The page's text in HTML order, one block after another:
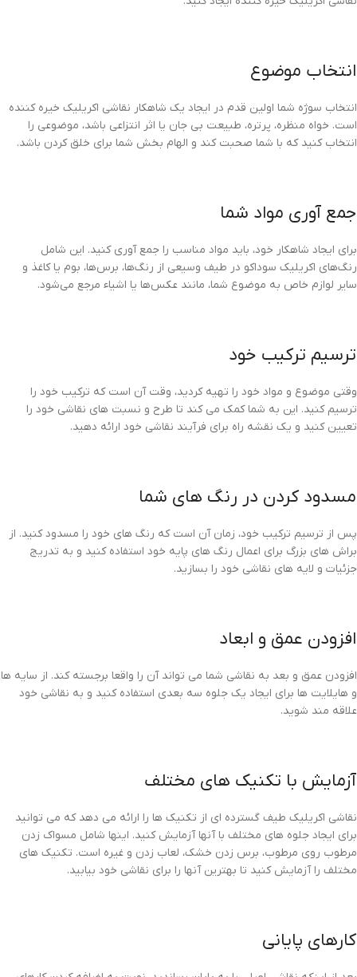
انتخاب موضوع
انتخاب سوژه شما اولین قدم در ایجاد یک شاهکار نقاشی اکریلیک خیره کننده
است. خواه منظره، پرتره، طبیعت بی جان یا اثر انتزاعی باشد، موضوعی را
انتخاب کنید که با شما صحبت کند و الهام بخش شما برای خلق کردن باشد.
جمع آوری مواد شما
برای ایجاد شاهکار خود، باید مواد مناسب را جمع آوری کنید. این شامل
رنگ‌های اکریلیک سوداکو در طیف وسیعی از رنگ‌ها، برس‌ها، بوم یا کاغذ و
سایر لوازم خاص به موضوع شما، مانند عکس‌ها یا اشیاء مرجع می‌شود.
ترسیم ترکیب خود
وقتی موضوع و مواد خود را تهیه کردید، وقت آن است که ترکیب خود را
ترسیم کنید. این به شما کمک می کند تا طرح و نسبت های نقاشی خود را
تعیین کنید و یک نقشه راه برای فرآیند نقاشی خود ارائه دهید.
مسدود کردن در رنگ های شما
پس از ترسیم ترکیب خود، زمان آن است که رنگ های خود را مسدود کنید. از
براش های بزرگ برای اعمال رنگ های پایه خود استفاده کنید و به تدریج
جزئیات و لایه های نقاشی خود را بسازید.
افزودن عمق و ابعاد
افزودن عمق و بعد به نقاشی شما می تواند آن را واقعا برجسته کند. از سایه ها
و هایلایت ها برای ایجاد یک جلوه سه بعدی استفاده کنید و به نقاشی خود
علاقه مند شوید.
آزمایش با تکنیک های مختلف
نقاشی اکریلیک طیف گسترده ای از تکنیک ها را ارائه می دهد که می توانید
برای ایجاد جلوه های مختلف با آنها آزمایش کنید. اینها شامل مسواک زدن
مرطوب روی مرطوب، برس زدن خشک، لعاب زدن و غیره است. تکنیک های
مختلف را آزمایش کنید تا بهترین آنها را برای نقاشی خود بیابید.
کارهای پایانی